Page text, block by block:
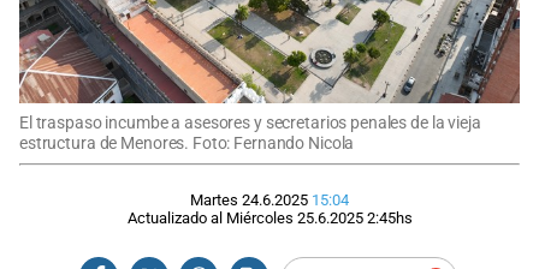
El traspaso incumbe a asesores y secretarios penales de la vieja
estructura de Menores. Foto: Fernando Nicola
Martes 24.6.2025 15:04
Actualizado al Miércoles 25.6.2025 2:45hs